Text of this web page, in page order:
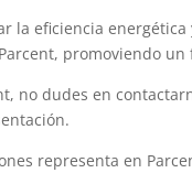
la eficiencia
promoviendo
no dudes en
representa en